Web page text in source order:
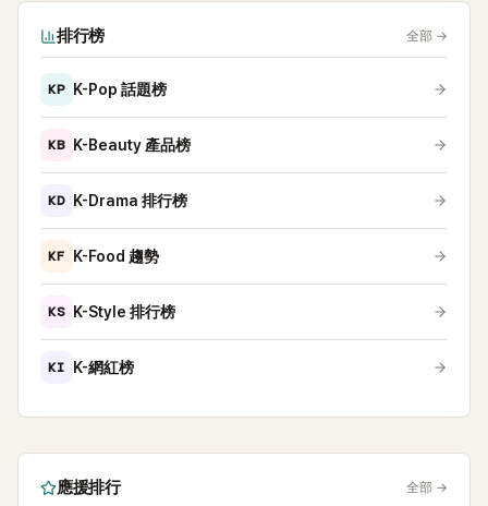
排行榜 全部 →
KP K-Pop 話題榜
KB K-Beauty 產品榜
KD K-Drama 排行榜
KF K-Food 趨勢
KS K-Style 排行榜
KI K-網紅榜
應援排行 全部 →